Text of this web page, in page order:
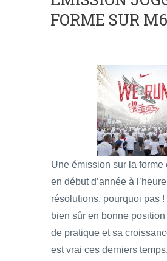
FORME SUR M6
Une émission sur la forme
en début d’année à
résolutions, pourquoi pas
bien sûr en bonne
de pratique et sa
est vrai ces derniers